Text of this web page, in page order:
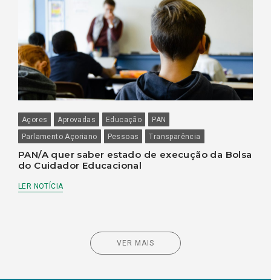
Açores Aprovadas Educação
PAN
Parlamento Açoriano
Pessoas Transparência
PAN/A quer saber estado de execução da Bolsa
do Cuidador Educacional
LER NOTÍCIA
VER MAIS